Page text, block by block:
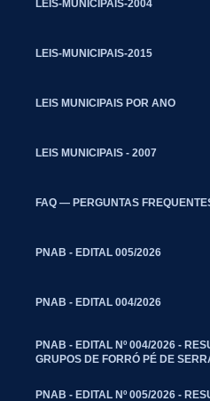
LEIS-MUNICIPAIS-2004
LEIS-MUNICIPAIS-2015
LEIS MUNICIPAIS POR ANO
LEIS MUNICIPAIS - 2007
FAQ — PERGUNTAS
PNAB - EDITAL 005/2026
PNAB - EDITAL 004/2026
PNAB - EDITAL Nº 004/2026 -
GRUPOS DE FORRÓ PÉ DE
PNAB - EDITAL Nº 005/2026 -